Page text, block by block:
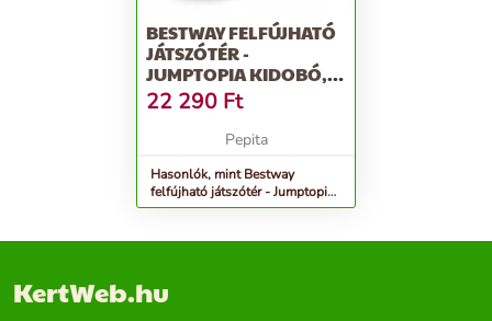
BESTWAY FELFÚJHATÓ
JÁTSZÓTÉR -
JUMPTOPIA KIDOBÓ,
239 X 142 X 102 CM
22 290 Ft
Pepita
Hasonlók, mint Bestway
felfújható játszótér - Jumptopia
kidobó, 239 x 142 x 102 cm
KertWeb.hu